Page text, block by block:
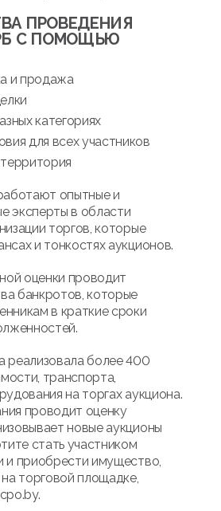
ПРОВЕДЕНИЯ
С ПОМОЩЬЮ
и продажа
категориях
для всех участников
опытные и
эксперты в области
торгов, которые
и тонкостях аукционов.
оценки проводит
банкротов, которые
в краткие сроки
реализовала более 400
транспорта,
на торгах аукциона.
проводит оценку
новые аукционы
стать участником
и приобрести имущество,
на торговой площадке,